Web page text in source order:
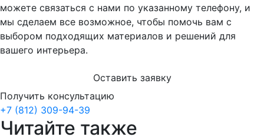
можете связаться с нами по указанному телефону, и
мы сделаем все возможное, чтобы помочь вам с
выбором подходящих материалов и решений для
вашего интерьера.
Оставить заявку
Получить консультацию
+7 (812) 309-94-39
Читайте также